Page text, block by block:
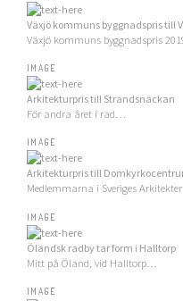
Växjö kommuns byggnadspris till
Växjö kommuns byggnadspris
IMAGE
Arkitekturpris till Strandsnäckan
För andra året i rad…
IMAGE
Arkitekturpris till
Medlemmarna i Sveriges
IMAGE
Öländsk radby tar form i Halltorp
Mitt på Öland, vid Halltorp…
IMAGE